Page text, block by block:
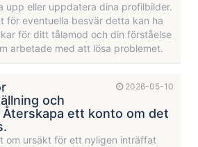
upp eller uppdatera dina profilbilder.
för eventuella besvär detta kan ha
för ditt tålamod och din förståelse
arbetade med att lösa problemet.
2026-05-10
och
ett konto om det
om ursäkt för ett nyligen inträffat